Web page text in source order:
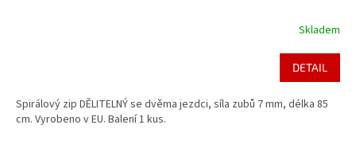
Skladem
DETAIL
Spirálový zip DĚLITELNÝ se dvěma jezdci, síla zubů 7 mm, délka 85
cm. Vyrobeno v EU. Balení 1 kus.